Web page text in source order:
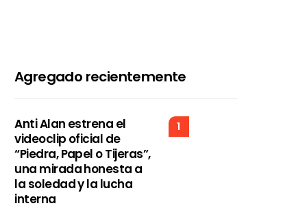
Agregado recientemente
1
Anti Alan estrena el
videoclip oficial de
“Piedra, Papel o Tijeras”,
una mirada honesta a
la soledad y la lucha
interna